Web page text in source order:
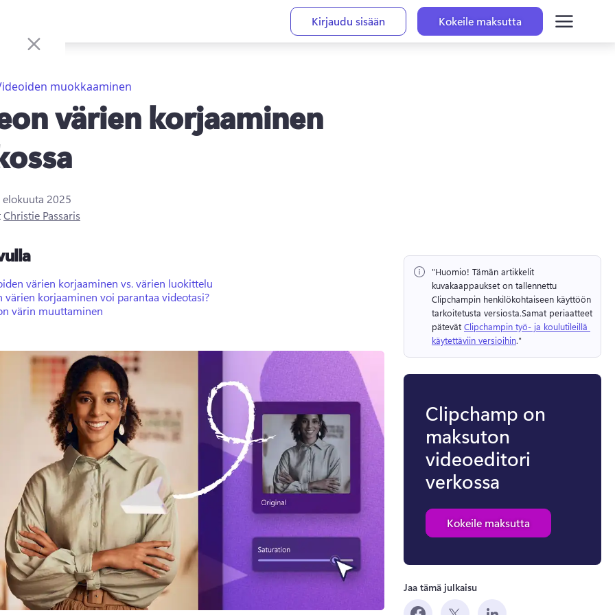
Kirjaudu sisään Kokeile maksutta
muokkaaminen
värien korjaaminen
elokuuta 2025
Christie Passaris
värien korjaaminen vs. värien luokittelu
värien korjaaminen voi parantaa videotasi?
värin muuttaminen
"Huomio! Tämän artikkelit
kuvakaappaukset on tallennettu
Clipchampin henkilökohtaiseen käyttöön
tarkoitetusta versiosta.Samat periaatteet
pätevät Clipchampin työ- ja koulutileillä
käytettäviin versioihin."
Clipchamp on
maksuton
videoeditori
verkossa
Kokeile maksutta
Jaa tämä julkaisu